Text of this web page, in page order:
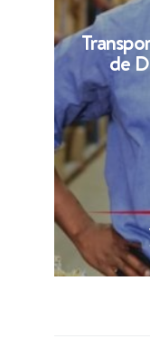
de